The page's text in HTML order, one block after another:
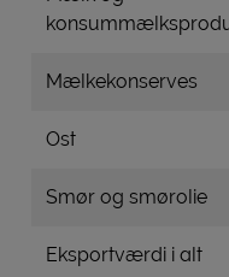
Mælkekonserves
Ost
Smør og smørolie
Eksportværdi i alt